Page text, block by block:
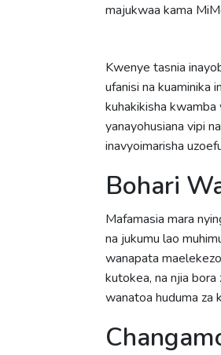
majukwaa kama
Kwenye tasnia
ufanisi na kuaminika
kuhakikisha
yanayohusiana vipi
inavyoimarisha
Bohari
Mafamasia mara
na jukumu lao
wanapata
kutokea, na njia
wanatoa huduma za